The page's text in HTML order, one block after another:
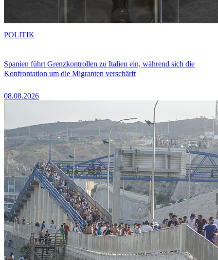
Spanien führt Grenzkontrollen zu Italien ein, während sich die
Konfrontation um die Migranten verschärft
08.08.2026
POLITIK